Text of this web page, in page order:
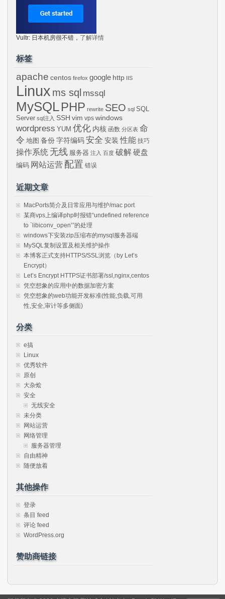
Vultr: 日本机房很不错， 了解详情
标签
apache centos firefox google http IIS
Linux ms sql mssql
MySQLPHP rewrite SEO sql SQL
Server sql注入 SSH vim vps windows
wordpress YUM 优化 内核 函数 分区表 命
令 地图 备份 字符编码 安全 安装 性能 技巧
操作系统 无线 服务器 注入 百度 破解硬盘
编码 网站运营 配置 错误
近期文章
MacPorts简介及日常应用与维护/mac port
某商vps上编译php时报错“undefined reference
to `libiconv_open’”的处理
windows下安装zip压缩布的mysql服务器端
MySQL复制设置及相关维护操作
本博客正式支持HTTPS/SSL浏览（by Let’s
Encrypt）
Let’s Encrypt HTTPS证书部署/ssl,nginx,centos
凭空想象的应用中的数据加密方案
凭空想象的web功能开发标准(性能,负载,可用
性,安全,审计等多侧面)
分类
e搞
Linux
优秀软件
原创
大杂烩
安全
无线安全
未分类
网站运营
网络管理
服务器管理
自由精神
随便放着
其他操作
登录
条目 feed
评论 feed
WordPress.org
赞助商链接